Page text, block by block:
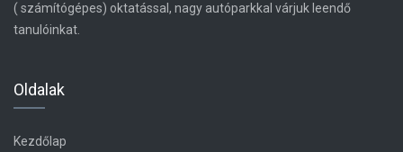
( számítógépes) oktatással, nagy autóparkkal várjuk leendő
tanulóinkat.
Oldalak
Kezdőlap